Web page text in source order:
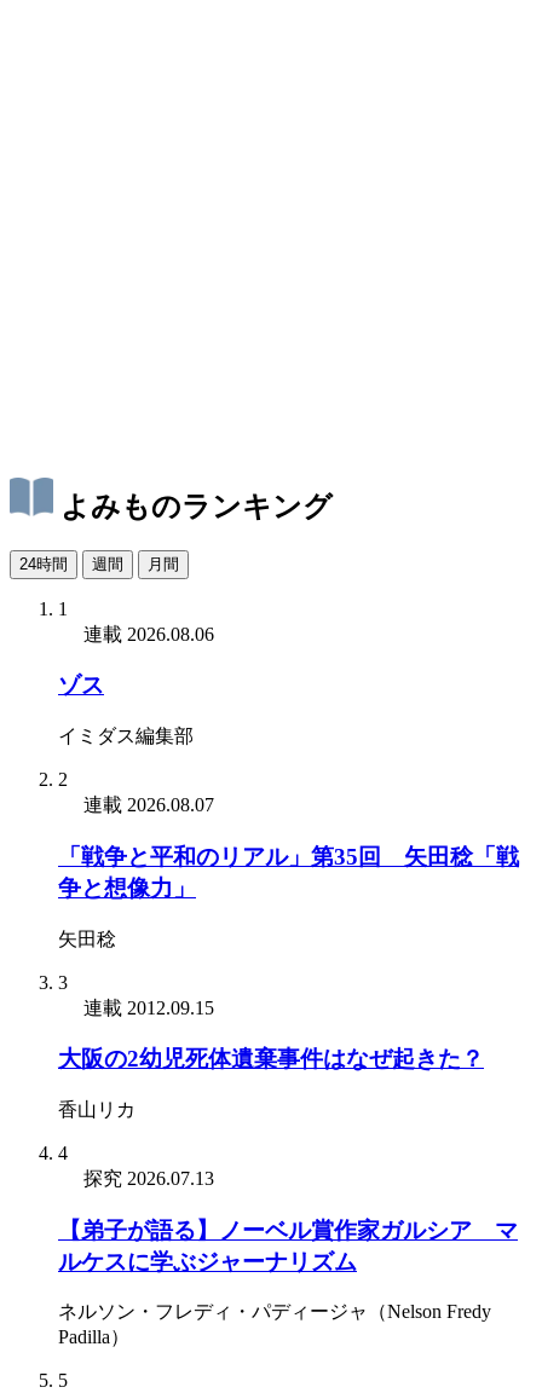
よみものランキング
24時間 週間 月間
1
連載 2026.08.06
ゾス
イミダス編集部
2
連載 2026.08.07
「戦争と平和のリアル」第35回 矢田稔「戦
争と想像力」
矢田稔
3
連載 2012.09.15
大阪の2幼児死体遺棄事件はなぜ起きた？
香山リカ
4
探究 2026.07.13
【弟子が語る】ノーベル賞作家ガルシア゠マ
ルケスに学ぶジャーナリズム
ネルソン・フレディ・パディージャ（Nelson Fredy
Padilla）
5